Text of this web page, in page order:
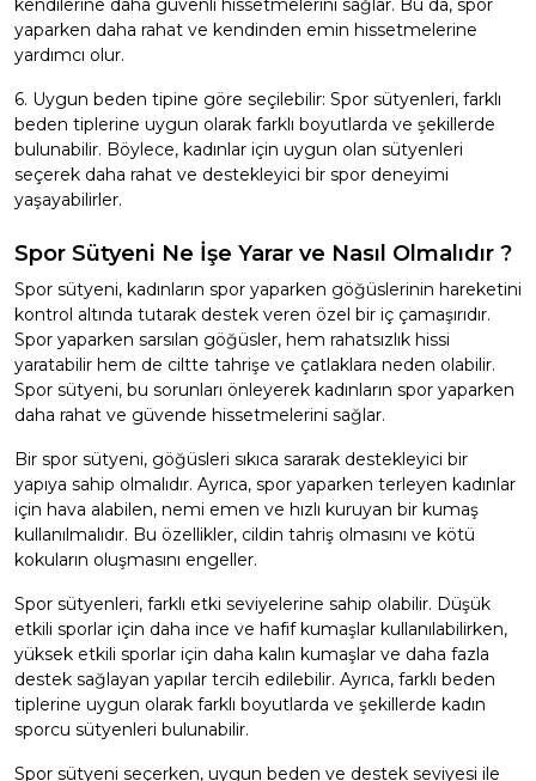
kendilerine daha güvenli hissetmelerini sağlar. Bu da, spor
yaparken daha rahat ve kendinden emin hissetmelerine
yardımcı olur.
6. Uygun beden tipine göre seçilebilir: Spor sütyenleri, farklı
beden tiplerine uygun olarak farklı boyutlarda ve şekillerde
bulunabilir. Böylece, kadınlar için uygun olan sütyenleri
seçerek daha rahat ve destekleyici bir spor deneyimi
yaşayabilirler.
Spor Sütyeni Ne İşe Yarar ve Nasıl Olmalıdır ?
Spor sütyeni, kadınların spor yaparken göğüslerinin hareketini
kontrol altında tutarak destek veren özel bir iç çamaşırıdır.
Spor yaparken sarsılan göğüsler, hem rahatsızlık hissi
yaratabilir hem de ciltte tahrişe ve çatlaklara neden olabilir.
Spor sütyeni, bu sorunları önleyerek kadınların spor yaparken
daha rahat ve güvende hissetmelerini sağlar.
Bir spor sütyeni, göğüsleri sıkıca sararak destekleyici bir
yapıya sahip olmalıdır. Ayrıca, spor yaparken terleyen kadınlar
için hava alabilen, nemi emen ve hızlı kuruyan bir kumaş
kullanılmalıdır. Bu özellikler, cildin tahriş olmasını ve kötü
kokuların oluşmasını engeller.
Spor sütyenleri, farklı etki seviyelerine sahip olabilir. Düşük
etkili sporlar için daha ince ve hafif kumaşlar kullanılabilirken,
yüksek etkili sporlar için daha kalın kumaşlar ve daha fazla
destek sağlayan yapılar tercih edilebilir. Ayrıca, farklı beden
tiplerine uygun olarak farklı boyutlarda ve şekillerde kadın
sporcu sütyenleri bulunabilir.
Spor sütyeni seçerken, uygun beden ve destek seviyesi ile